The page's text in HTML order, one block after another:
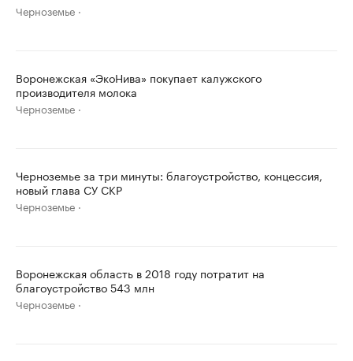
Черноземье
Воронежская «ЭкоНива» покупает калужского
производителя молока
Черноземье
Черноземье за три минуты: благоустройство, концессия,
новый глава СУ СКР
Черноземье
Воронежская область в 2018 году потратит на
благоустройство 543 млн
Черноземье